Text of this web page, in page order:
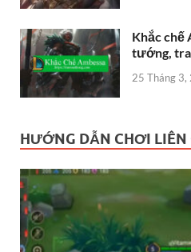
Khắc chế
tướng,
25 Tháng 3,
HƯỚNG DẪN CHƠI LIÊN